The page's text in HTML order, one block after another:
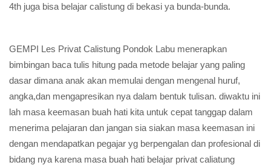
4th juga bisa belajar calistung di bekasi ya bunda-bunda.
GEMPI Les Privat Calistung Pondok Labu menerapkan
bimbingan baca tulis hitung pada metode belajar yang paling
dasar dimana anak akan memulai dengan mengenal huruf,
angka,dan mengapresikan nya dalam bentuk tulisan. diwaktu ini
lah masa keemasan buah hati kita untuk cepat tanggap dalam
menerima pelajaran dan jangan sia siakan masa keemasan ini
dengan mendapatkan pegajar yg berpengalan dan profesional di
bidang nya karena masa buah hati belajar privat caliatung